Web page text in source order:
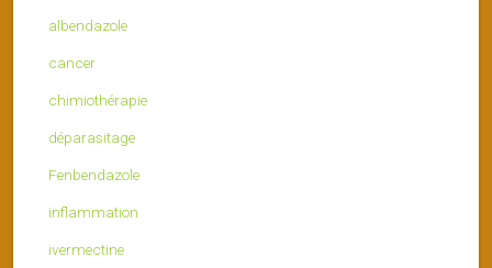
albendazole
cancer
chimiothérapie
déparasitage
Fenbendazole
inflammation
ivermectine